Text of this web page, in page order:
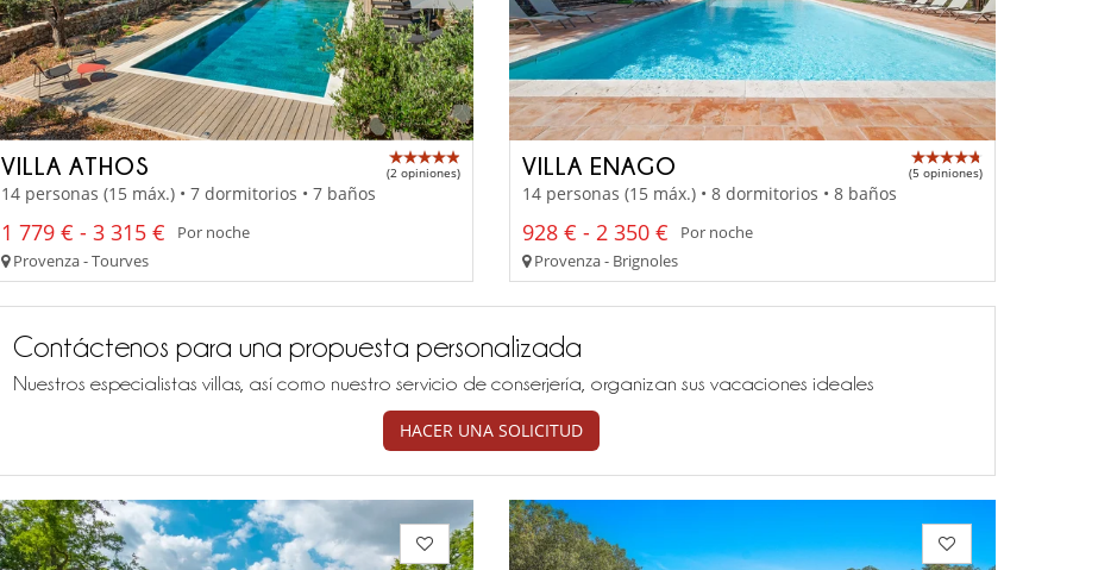
VILLA ATHOS (2 opiniones)
14 personas (15 máx.) • 7 dormitorios • 7 baños
1 779 € - 3 315 €
Por noche
Provenza - Tourves
VILLA ENAGO (5 opiniones)
14 personas (15 máx.) • 8 dormitorios • 8 baños
928 € - 2 350 €
Por noche
Provenza - Brignoles
Contáctenos para una propuesta personalizada
Nuestros especialistas villas, así como nuestro servicio de conserjería, organizan sus vacaciones ideales
HACER UNA SOLICITUD